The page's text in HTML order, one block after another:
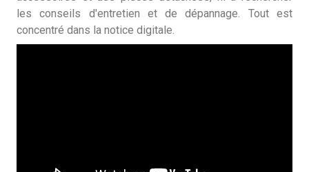
les conseils d'entretien et de dépannage. Tout est
concentré dans la notice digitale.